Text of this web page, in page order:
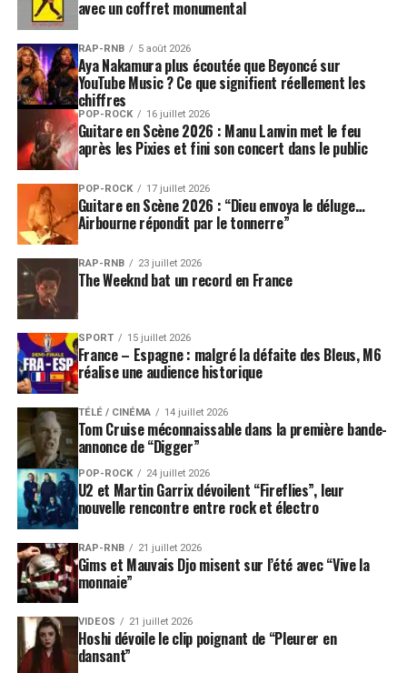
avec un coffret monumental
RAP-RNB 5 août 2026
Aya Nakamura plus écoutée que Beyoncé sur
YouTube Music ? Ce que signifient réellement les
chiffres
POP-ROCK 16 juillet 2026
Guitare en Scène 2026 : Manu Lanvin met le feu
après les Pixies et fini son concert dans le public
POP-ROCK 17 juillet 2026
Guitare en Scène 2026 : “Dieu envoya le déluge…
Airbourne répondit par le tonnerre”
RAP-RNB 23 juillet 2026
The Weeknd bat un record en France
SPORT 15 juillet 2026
France – Espagne : malgré la défaite des Bleus, M6
réalise une audience historique
TÉLÉ / CINÉMA 14 juillet 2026
Tom Cruise méconnaissable dans la première bande-
annonce de “Digger”
POP-ROCK 24 juillet 2026
U2 et Martin Garrix dévoilent “Fireflies”, leur
nouvelle rencontre entre rock et électro
RAP-RNB 21 juillet 2026
Gims et Mauvais Djo misent sur l’été avec “Vive la
monnaie”
VIDEOS 21 juillet 2026
Hoshi dévoile le clip poignant de “Pleurer en
dansant”